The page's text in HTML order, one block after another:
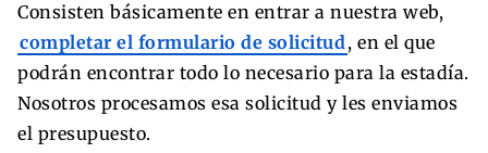
Consisten básicamente en entrar a nuestra web,
completar el formulario de solicitud, en el que
podrán encontrar todo lo necesario para la estadía.
Nosotros procesamos esa solicitud y les enviamos
el presupuesto.